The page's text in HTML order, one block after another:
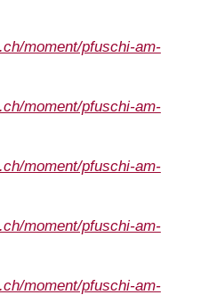
moment/pfuschi-am-
moment/pfuschi-am-
moment/pfuschi-am-
moment/pfuschi-am-
moment/pfuschi-am-